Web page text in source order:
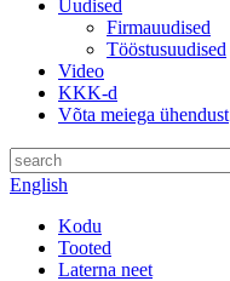
Uudised
Firmauudised
Tööstusuudised
Video
KKK-d
Võta meiega ühendust
English
Kodu
Tooted
Laterna neet